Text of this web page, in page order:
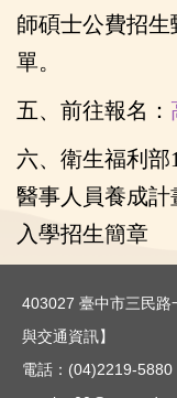
師碩士公費招
單。
五、前往報名：
六、 衛生福利部
醫事人員養成
入學招生簡章
403027 臺中市三民路
與交通資訊】
電話：(04)2219-